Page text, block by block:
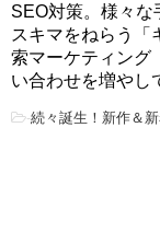
SEO対策。様々な
スキマをねらう「
索マーケティング
い合わせを増やし
-続々誕生！新作＆